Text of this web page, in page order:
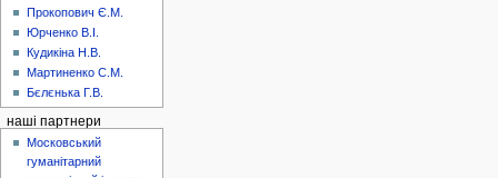
Прокопович Є.М.
Юрченко В.І.
Кудикіна Н.В.
Мартиненко С.М.
Бєлєнька Г.В.
наші партнери
Московський
гуманітарний